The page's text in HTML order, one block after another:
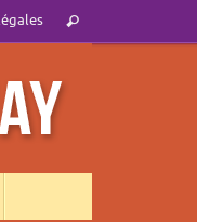
pour
Rechercher